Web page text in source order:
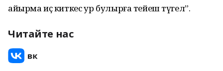
айырма иҫ киткес ҙур булырға тейеш түгел”.
Читайте нас